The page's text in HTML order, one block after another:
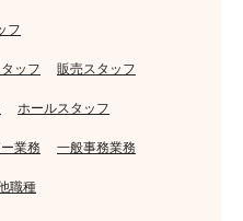
フ
ッフ 販売スタッフ
ホールスタッフ
業務 一般事務業務
職種